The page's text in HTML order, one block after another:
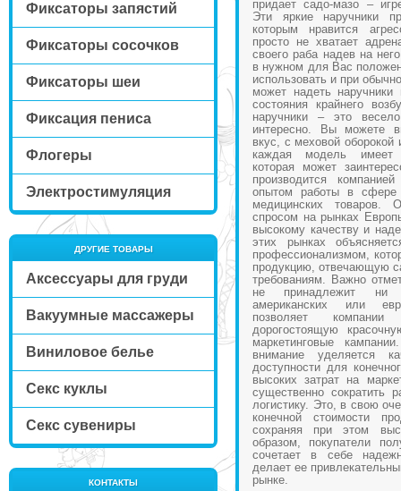
Фиксаторы запястий
Фиксаторы сосочков
Фиксаторы шеи
Фиксация пениса
Флогеры
Электростимуляция
ДРУГИЕ ТОВАРЫ
Аксессуары для груди
Вакуумные массажеры
Виниловое белье
Секс куклы
Секс сувениры
КОНТАКТЫ
придает садо-мазо –
Эти яркие наручники
которым нравится
просто не хватает
своего раба надев на
в нужном для Вас
использовать и при
может надеть
состояния крайнего
наручники – это
интересно. Вы можете
вкус, с меховой оборокой
каждая модель имеет
которая может
производится
опытом работы в сфере
медицинских товаров.
спросом на рынках
высокому качеству и
этих рынках
профессионализмом,
продукцию, отвечающую
требованиям. Важно
не принадлежит ни
американских или
позволяет
дорогостоящую
маркетинговые
внимание уделяется
доступности для
высоких затрат на
существенно сократить
логистику. Это, в свою
конечной стоимости
сохраняя при этом
образом, покупатели
сочетает в себе
делает ее
рынке.